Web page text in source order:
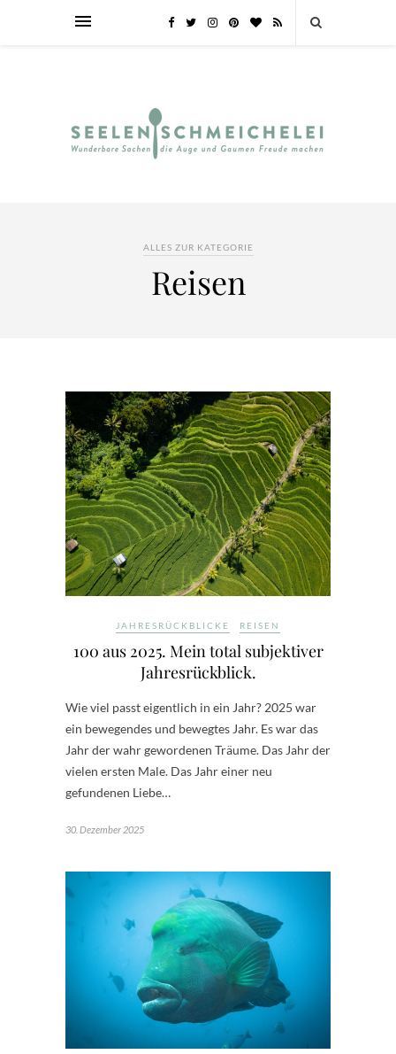
ALLES ZUR KATEGORIE
Reisen
JAHRESRÜCKBLICKE REISEN
100 aus 2025. Mein total subjektiver
Jahresrückblick.
Wie viel passt eigentlich in ein Jahr? 2025 war
ein bewegendes und bewegtes Jahr. Es war das
Jahr der wahr gewordenen Träume. Das Jahr der
vielen ersten Male. Das Jahr einer neu
gefundenen Liebe…
30. Dezember 2025